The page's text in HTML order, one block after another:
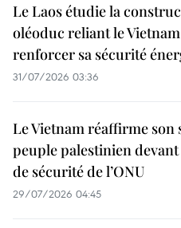
Le Laos étudie la
oléoduc reliant le
renforcer sa sécurité
31/07/2026 03:36
Le Vietnam réaffirme son
peuple palestinien devant
de sécurité de l’ONU
29/07/2026 04:45